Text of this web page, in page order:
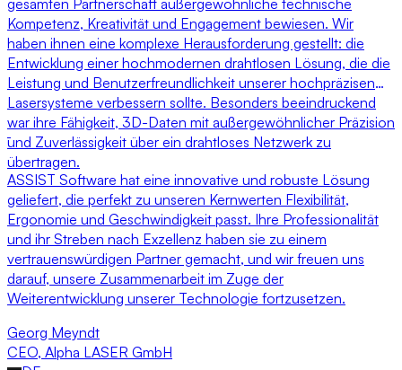
gesamten Partnerschaft außergewöhnliche technische
Kompetenz, Kreativität und Engagement bewiesen. Wir
haben ihnen eine komplexe Herausforderung gestellt: die
Entwicklung einer hochmodernen drahtlosen Lösung, die die
Leistung und Benutzerfreundlichkeit unserer hochpräzisen
Lasersysteme verbessern sollte. Besonders beeindruckend
war ihre Fähigkeit, 3D-Daten mit außergewöhnlicher Präzision
und Zuverlässigkeit über ein drahtloses Netzwerk zu
übertragen.
ASSIST Software hat eine innovative und robuste Lösung
geliefert, die perfekt zu unseren Kernwerten Flexibilität,
Ergonomie und Geschwindigkeit passt. Ihre Professionalität
und ihr Streben nach Exzellenz haben sie zu einem
vertrauenswürdigen Partner gemacht, und wir freuen uns
darauf, unsere Zusammenarbeit im Zuge der
Weiterentwicklung unserer Technologie fortzusetzen.
Georg Meyndt
CEO, Alpha LASER GmbH